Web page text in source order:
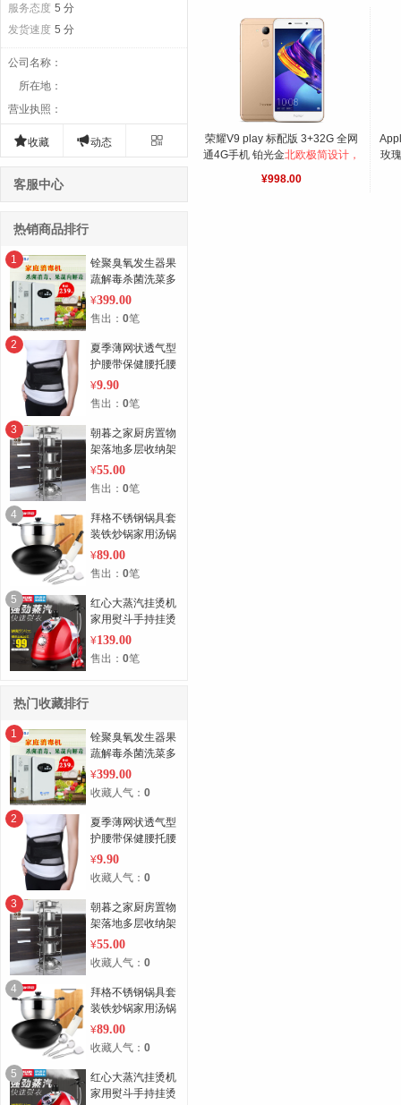
荣耀V9 play 标配版 3+32G 全网
通4G手机 铂光金北欧极简设计，
¥998.00
玫
服务态度 5 分
发货速度 5 分
公司名称 ：
所在地 ：
营业执照 ：
收藏 动态 
客服中心
热销商品排行
1
铨聚臭氧发生器果
蔬解毒杀菌洗菜多
功能负离子活氧净
化消毒机家用
¥399.00
售出： 0笔
2
夏季薄网状透气型
护腰带保健腰托腰
围带钢板家用
¥9.90
售出： 0笔
3
朝暮之家厨房置物
架落地多层收纳架
放锅架子厨具用品
转角架 锅架
¥55.00
售出： 0笔
4
拜格不锈钢锅具套
装铁炒锅家用汤锅
全套厨房厨具组合
¥89.00
售出： 0笔
5
红心大蒸汽挂烫机
家用熨斗手持挂烫
机烫衣服熨烫机电
熨斗正品包邮
¥139.00
售出： 0笔
热门收藏排行
1
铨聚臭氧发生器果
蔬解毒杀菌洗菜多
功能负离子活氧净
化消毒机家用
¥399.00
收藏人气： 0
2
夏季薄网状透气型
护腰带保健腰托腰
围带钢板家用
¥9.90
收藏人气： 0
3
朝暮之家厨房置物
架落地多层收纳架
放锅架子厨具用品
转角架 锅架
¥55.00
收藏人气： 0
4
拜格不锈钢锅具套
装铁炒锅家用汤锅
全套厨房厨具组合
¥89.00
收藏人气： 0
5
红心大蒸汽挂烫机
家用熨斗手持挂烫